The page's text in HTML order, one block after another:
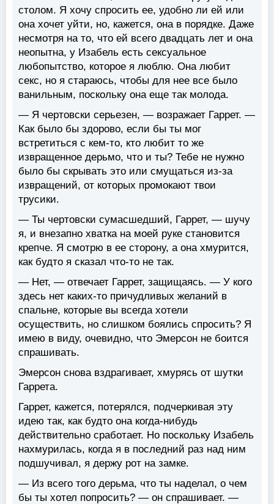
столом. Я хочу спросить ее, удобно ли ей или
она хочет уйти, но, кажется, она в порядке. Даже
несмотря на то, что ей всего двадцать лет и она
неопытна, у Изабель есть сексуальное
любопытство, которое я люблю. Она любит
секс, но я стараюсь, чтобы для нее все было
ванильным, поскольку она еще так молода.
— Я чертовски серьезен, — возражает Гаррет. —
Как было бы здорово, если бы ты мог
встретиться с кем-то, кто любит то же
извращенное дерьмо, что и ты? Тебе не нужно
было бы скрывать это или смущаться из-за
извращений, от которых промокают твои
трусики.
— Ты чертовски сумасшедший, Гаррет, — шучу
я, и внезапно хватка на моей руке становится
крепче. Я смотрю в ее сторону, а она хмурится,
как будто я сказал что-то не так.
— Нет, — отвечает Гаррет, защищаясь. — У кого
здесь нет каких-то причудливых желаний в
спальне, которые вы всегда хотели
осуществить, но слишком боялись спросить? Я
имею в виду, очевидно, что Эмерсон не боится
спрашивать.
Эмерсон снова вздрагивает, хмурясь от шутки
Гаррета.
Гаррет, кажется, потерялся, подчеркивая эту
идею так, как будто она когда-нибудь
действительно сработает. Но поскольку Изабель
нахмурилась, когда я в последний раз над ним
подшучивал, я держу рот на замке.
— Из всего того дерьма, что ты наделал, о чем
бы ты хотел попросить? — он спрашивает. —